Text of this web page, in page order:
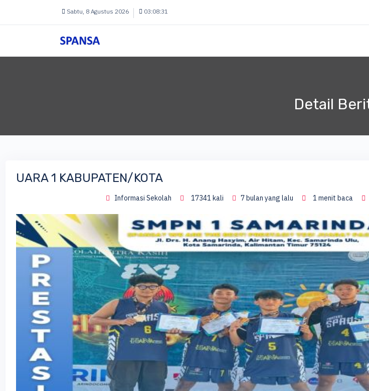
Sabtu, 8 Agustus 2026 03:08:32
Detail
UARA 1 KABUPATEN/KOTA
Informasi Sekolah 17341 kali 7 bulan yang lalu 1 menit baca